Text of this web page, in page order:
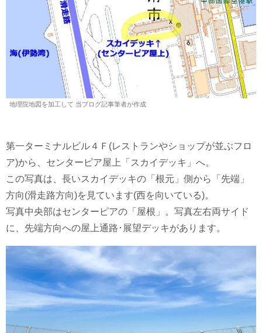
地理院地図を加工して 当ブログ記事筆者が作成
第一ターミナルビル４Ｆ(レストランやショップが並ぶフロ
ア)から、センターピア屋上「スカイデッキ」へ。
この写真は、長いスカイデッキの「根元」側から「先端」
方向(滑走路方向)を見ています(西を向いている)。
写真中央部はセンターピアの「屋根」。写真左右両サイド
に、先端方向への屋上通路･展望デッキがあります。